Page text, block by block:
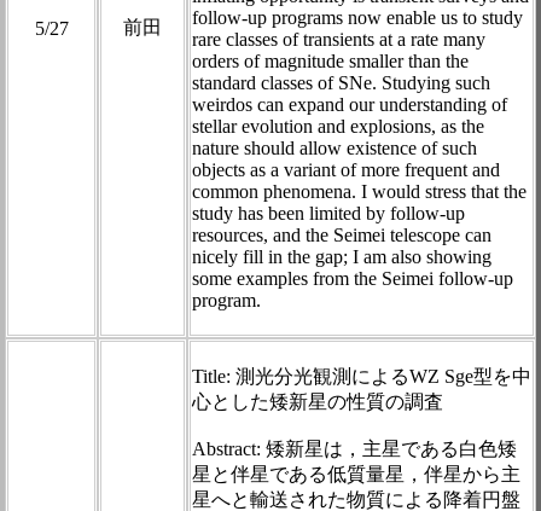
5/27 前田
follow-up programs now enable us to study
rare classes of transients at a rate many
orders of magnitude smaller than the
standard classes of SNe. Studying such
weirdos can expand our understanding of
stellar evolution and explosions, as the
nature should allow existence of such
objects as a variant of more frequent and
common phenomena. I would stress that the
study has been limited by follow-up
resources, and the Seimei telescope can
nicely fill in the gap; I am also showing
some examples from the Seimei follow-up
program.
Title: 測光分光観測によるWZ Sge型を中
心とした矮新星の性質の調査
Abstract: 矮新星は，主星である白色矮
星と伴星である低質量星，伴星から主
星へと輸送された物質による降着円盤